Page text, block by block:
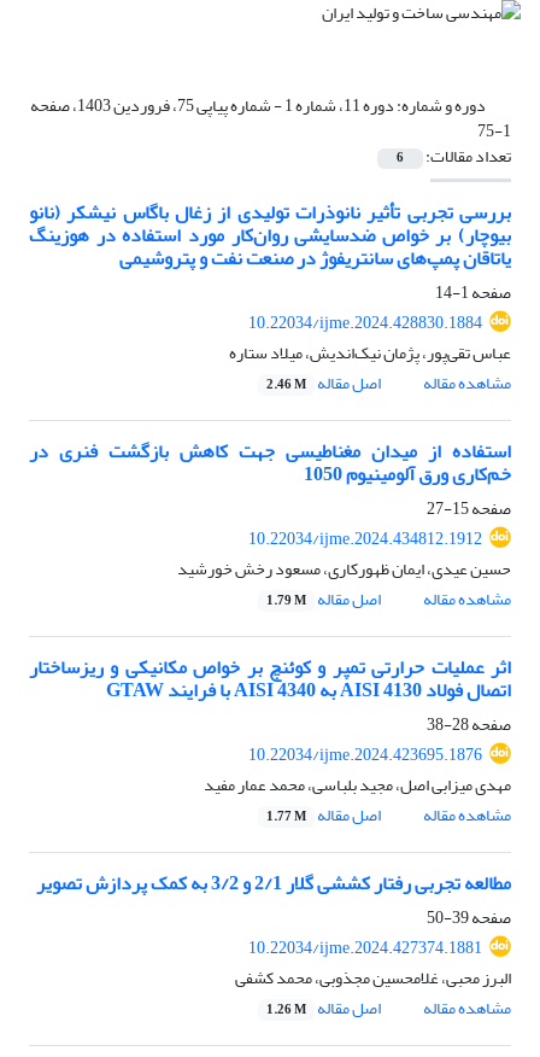
دوره و شماره: دوره 11، شماره 1 - شماره پیاپی 75، فروردین 1403، صفحه
1-75
تعداد مقالات: 6
بررسی تجربی تأثیر نانوذرات تولیدی از زغال باگاس نیشکر (نانو
بیوچار) بر خواص ضدسایشی روان‌کار مورد استفاده در هوزینگ
یاتاقان پمپ‌های سانتریفوژ در صنعت نفت و پتروشیمی
صفحه1-14
10.22034/ijme.2024.428830.1884
عباس تقی‌پور، پژمان نیک‌اندیش، میلاد ستاره
مشاهده مقاله
اصل مقاله 2.46 M
استفاده از میدان مغناطیسی جهت کاهش بازگشت فنری در
خم‌کاری ورق آلومینیوم 1050
صفحه15-27
10.22034/ijme.2024.434812.1912
حسین عیدی، ایمان ظهورکاری، مسعود رخش خورشید
مشاهده مقاله
اصل مقاله 1.79 M
اثر عملیات حرارتی تمپر و کوئنچ بر خواص مکانیکی و ریزساختار
اتصال فولاد AISI 4130 به AISI 4340 با فرایند GTAW
صفحه28-38
10.22034/ijme.2024.423695.1876
مهدی میزابی اصل، مجید بلباسی، محمد عمار مفید
مشاهده مقاله
اصل مقاله 1.77 M
مطالعه تجربی رفتار کششی گلار 2/1 و 3/2 به کمک پردازش تصویر
صفحه39-50
10.22034/ijme.2024.427374.1881
البرز محبی، غلامحسین مجذوبی، محمد کشفی
مشاهده مقاله
اصل مقاله 1.26 M